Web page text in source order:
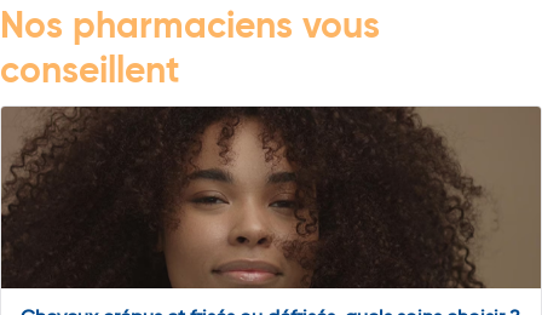
Nos pharmaciens vous
conseillent